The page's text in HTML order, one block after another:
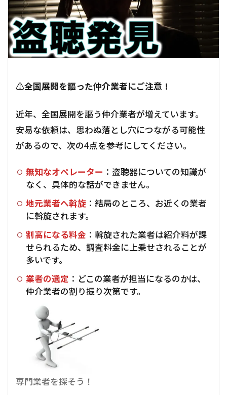
⚠️全国展開を謳った仲介業者にご注意！
近年、全国展開を謳う仲介業者が増えています。
安易な依頼は、思わぬ落とし穴につながる可能性
があるので、次の4点を参考にしてください。
無知なオペレーター ：盗聴器についての知識が
なく、具体的な話ができません。
地元業者へ斡旋 ：結局のところ、お近くの業者
に斡旋されます。
割高になる料金 ：斡旋された業者は紹介料が課
せられるため、調査料金に上乗せされることが
多いです。
業者の選定 ：どこの業者が担当になるのかは、
仲介業者の割り振り次第です。
専門業者を探そう！